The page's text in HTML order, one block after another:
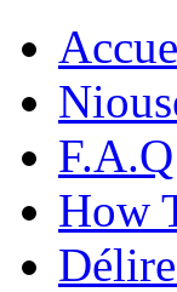
F.A.Q
How